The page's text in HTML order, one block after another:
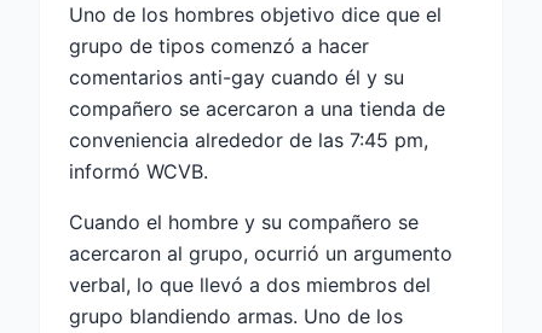
Uno de los hombres objetivo dice que el
grupo de tipos comenzó a hacer
comentarios anti-gay cuando él y su
compañero se acercaron a una tienda de
conveniencia alrededor de las 7:45 pm,
informó WCVB.
Cuando el hombre y su compañero se
acercaron al grupo, ocurrió un argumento
verbal, lo que llevó a dos miembros del
grupo blandiendo armas. Uno de los